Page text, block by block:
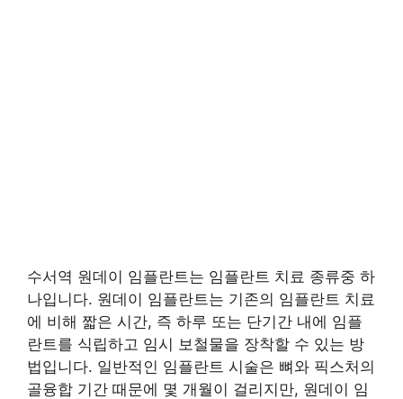
수서역 원데이 임플란트는 임플란트 치료 종류중 하
나입니다. 원데이 임플란트는 기존의 임플란트 치료
에 비해 짧은 시간, 즉 하루 또는 단기간 내에 임플
란트를 식립하고 임시 보철물을 장착할 수 있는 방
법입니다. 일반적인 임플란트 시술은 뼈와 픽스처의
골융합 기간 때문에 몇 개월이 걸리지만, 원데이 임